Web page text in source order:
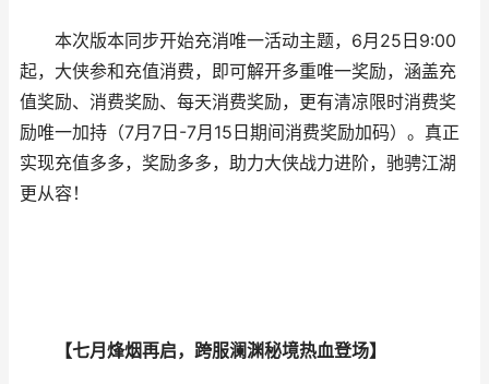
本次版本同步开始充消唯一活动主题，6月25日9:00
起，大侠参和充值消费，即可解开多重唯一奖励，涵盖充
值奖励、消费奖励、每天消费奖励，更有清凉限时消费奖
励唯一加持（7月7日-7月15日期间消费奖励加码）。真正
实现充值多多，奖励多多，助力大侠战力进阶，驰骋江湖
更从容！
【七月烽烟再启，跨服澜渊秘境热血登场】